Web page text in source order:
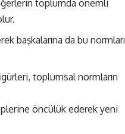
toplumda önemli
başkalarına da bu normları
toplumsal normların
öncülük ederek yeni